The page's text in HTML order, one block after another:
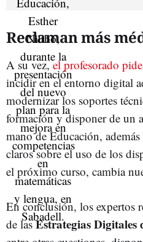
Reclaman más
A su vez,el profesorado
incidir en el entorno digital
modernizar los soportes
formación y disponer de un
mano de Educación,
claros sobre el uso de los
el próximo curso, cambia
En conclusión, los expertos
de lasEstrategias Digitales